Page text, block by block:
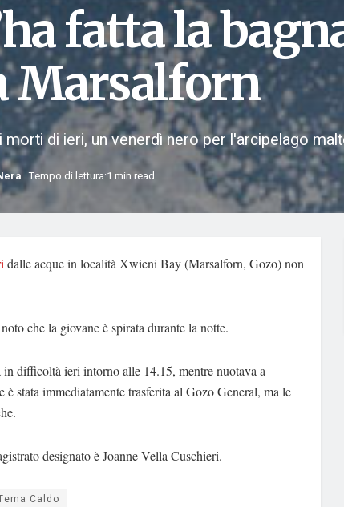
fatta la
Marsalforn
morti di ieri, un venerdì nero per l'arcipelago
Tempo di lettura:1 min read
dalle acque in località Xwieni Bay (Marsalforn, Gozo) non
che la giovane è spirata durante la notte.
in difficoltà ieri intorno alle 14.15, mentre nuotava a
stata immediatamente trasferita al Gozo General, ma le
designato è Joanne Vella Cuschieri.
Caldo